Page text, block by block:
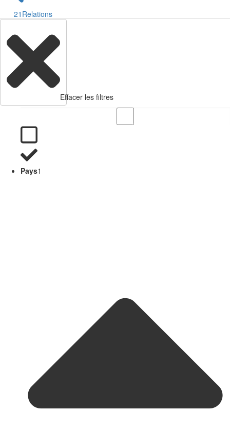
21 Relations
Effacer les filtres
Pays1